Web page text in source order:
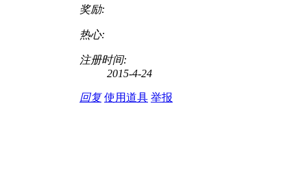
奖励:
热心:
注册时间:
2015-4-24
回复 使用道具 举报